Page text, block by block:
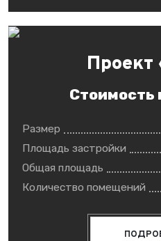
Проект
Стоимость
Размер
Площадь застройки
Общая площадь
Количество помещений